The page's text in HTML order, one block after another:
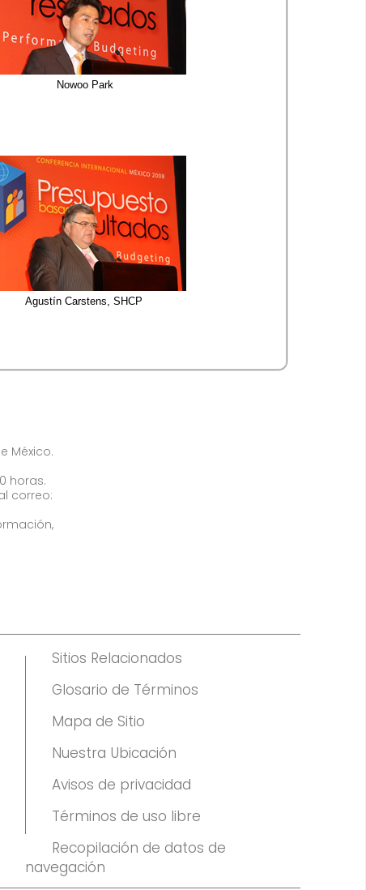
Nowoo Park
Agustín Carstens, SHCP ​​​​​​​​​​
México.
horas.
correo:
Sitios Relacionados
Glosario de Términos
Mapa de Sitio
Nuestra Ubicación
Avisos de privacidad
Términos de uso libre
Recopilación de datos de
navegación